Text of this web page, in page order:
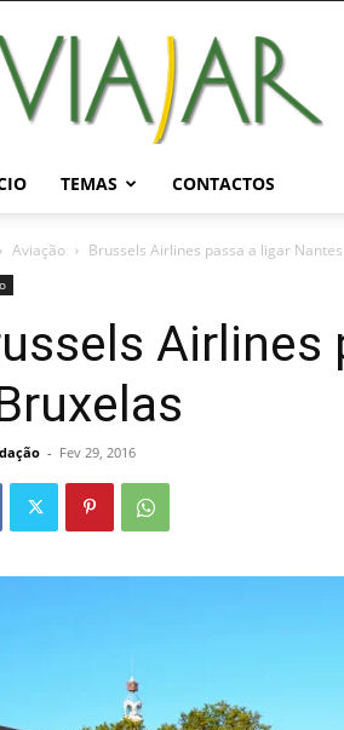
Viajar
Magazine
Online
TEMAS CONTACTOS
Aviação Brussels Airlines passa a ligar
Airlines
- Fev 29, 2016